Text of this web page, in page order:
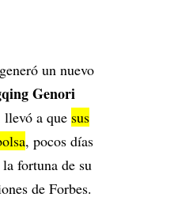
un nuevo
Genori
llevó a que sus
, pocos días
fortuna de su
de Forbes.